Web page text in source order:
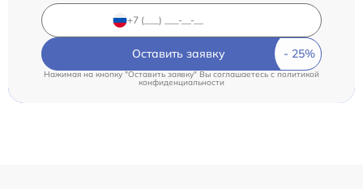
Оставить заявку
Нажимая на кнопку "Оставить заявку" Вы соглашаетесь cполитикой
конфиденциальности